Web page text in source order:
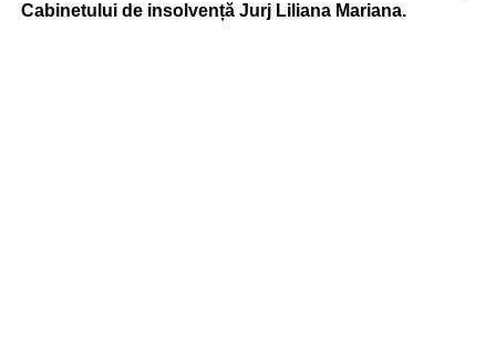
Cabinetului de insolvență Jurj Liliana Mariana.